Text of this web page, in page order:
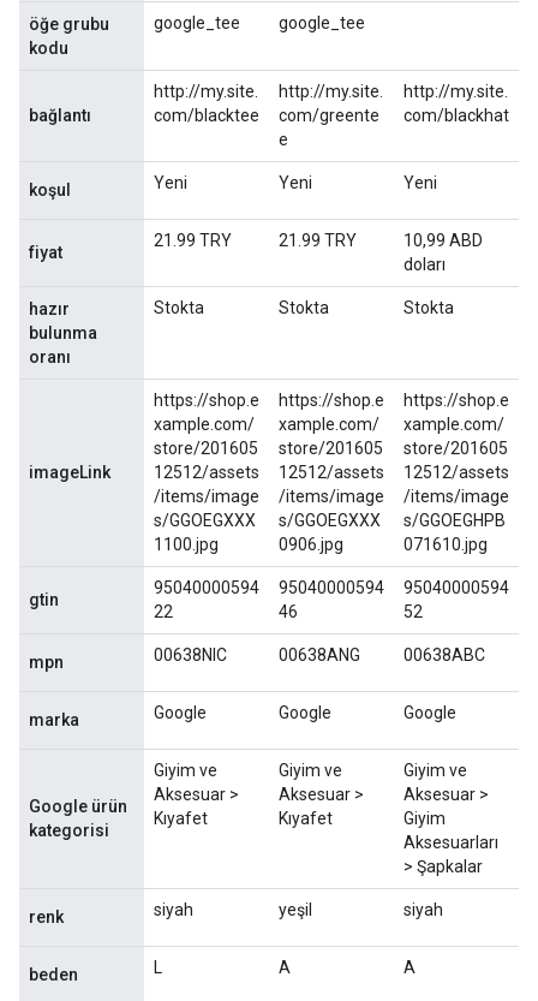
öğe grubu
kodu
google_tee google_tee
bağlantı
http://my.site.
com/blacktee
http://my.site.
com/greente
e
http://my.site.
com/blackhat
koşul Yeni Yeni Yeni
fiyat
21.99 TRY 21.99 TRY
10,99 ABD
doları
hazır
bulunma
oranı
Stokta Stokta Stokta
imageLink
https://shop.e
xample.com/
store/201605
12512/assets
/items/image
s/GGOEGXXX
1100.jpg
https://shop.e
xample.com/
store/201605
12512/assets
/items/image
s/GGOEGXXX
0906.jpg
https://shop.e
xample.com/
store/201605
12512/assets
/items/image
s/GGOEGHPB
071610.jpg
gtin
95040000594
22
95040000594
46
95040000594
52
mpn 00638NIC 00638ANG 00638ABC
marka Google Google Google
Google ürün
kategorisi
Giyim ve
Aksesuar >
Kıyafet
Giyim ve
Aksesuar >
Kıyafet
Giyim ve
Aksesuar >
Giyim
Aksesuarları
> Şapkalar
renk siyah yeşil siyah
beden L A A